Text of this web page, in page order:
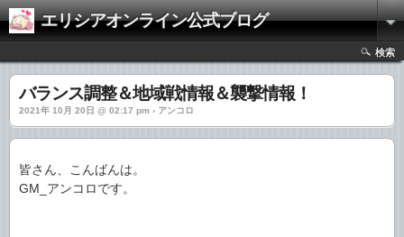
エリシアオンライン公式ブログ
検索
バランス調整＆地域戦情報＆襲撃情報！
2021年 10月 20日 @ 02:17 pm › アンコロ
皆さん、こんばんは。
GM_アンコロです。